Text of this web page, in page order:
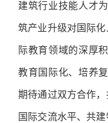
建筑行业技能人才
筑产业升级对国际
际教育领域的深厚
教育国际化、培养
期待通过双方合作
国际交流水平、共